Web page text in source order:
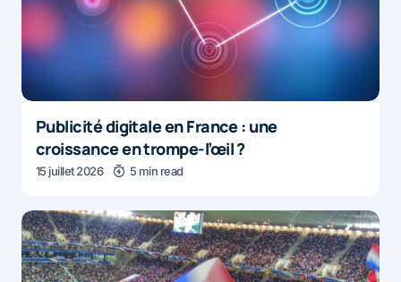
Publicité digitale en France : une
croissance en trompe-l’œil ?
15 juillet 2026 5 min read